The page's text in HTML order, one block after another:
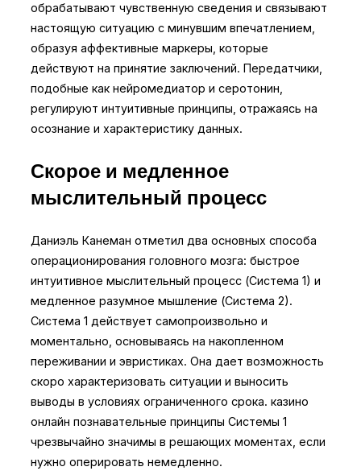
обрабатывают чувственную сведения и связывают
настоящую ситуацию с минувшим впечатлением,
образуя аффективные маркеры, которые
действуют на принятие заключений. Передатчики,
подобные как нейромедиатор и серотонин,
регулируют интуитивные принципы, отражаясь на
осознание и характеристику данных.
Скорое и медленное
мыслительный процесс
Даниэль Канеман отметил два основных способа
операционирования головного мозга: быстрое
интуитивное мыслительный процесс (Система 1) и
медленное разумное мышление (Система 2).
Система 1 действует самопроизвольно и
моментально, основываясь на накопленном
переживании и эвристиках. Она дает возможность
скоро характеризовать ситуации и выносить
выводы в условиях ограниченного срока. казино
онлайн познавательные принципы Системы 1
чрезвычайно значимы в решающих моментах, если
нужно оперировать немедленно.